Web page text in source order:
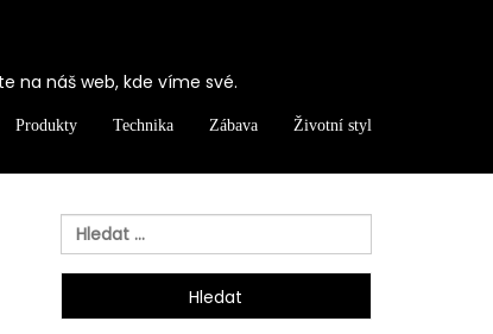
na náš web, kde víme své.
Produkty Technika Zábava Životní styl
Vyhledávání